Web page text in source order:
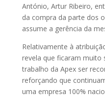
António, Artur Ribeiro,
da compra da parte dos
assume a gerência da
Relativamente à
revela que ficaram
trabalho da Apex ser
reforçando que
uma empresa 100%